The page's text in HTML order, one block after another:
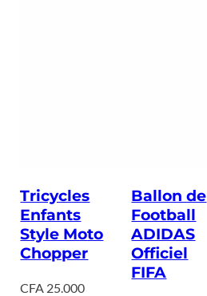
Tricycles
Enfants
Style Moto
Chopper
CFA 25.000
Ballon de
Football
ADIDAS
Officiel
FIFA